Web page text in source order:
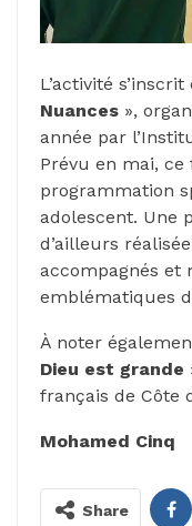
L’activité
Nuances »,
année par
Prévu en mai, ce
programmation
adolescent. Une
d’ailleurs
accompagnés et
emblématiques
À noter
Dieu est grande
français de Côte
Mohamed Cinq
Share